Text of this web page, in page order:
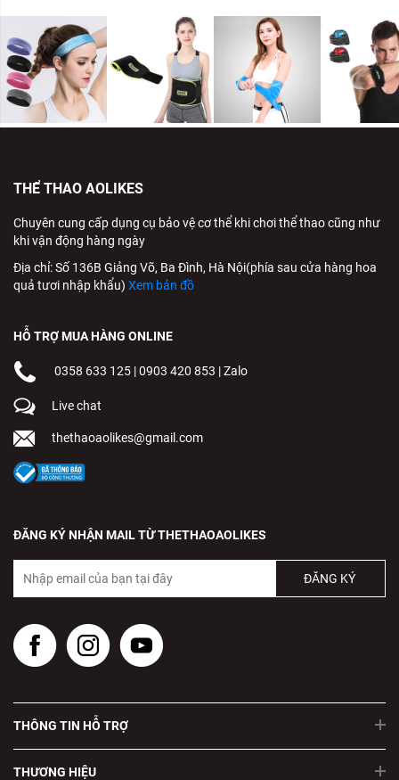
THỂ THAO AOLIKES
Chuyên cung cấp dụng cụ bảo vệ cơ thể khi chơi thể thao cũng như
khi vận động hàng ngày
Địa chỉ: Số 136B Giảng Võ, Ba Đình, Hà Nội(phía sau cửa hàng hoa
quả tươi nhập khẩu) Xem bản đồ
HỖ TRỢ MUA HÀNG ONLINE
0358 633 125 |0903 420 853 |Zalo
Live chat
thethaoaolikes@gmail.com
ĐĂNG KÝ NHẬN MAIL TỪ THETHAOAOLIKES
ĐĂNG KÝ
THÔNG TIN HỖ TRỢ
THƯƠNG HIỆU